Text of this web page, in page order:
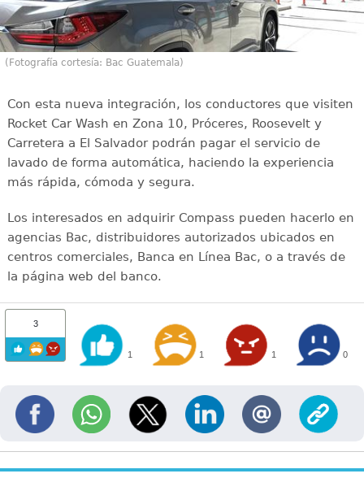
(Fotografía cortesía: Bac Guatemala)
Con esta nueva integración, los conductores que visiten
Rocket Car Wash en Zona 10, Próceres, Roosevelt y
Carretera a El Salvador podrán pagar el servicio de
lavado de forma automática, haciendo la experiencia
más rápida, cómoda y segura.
Los interesados en adquirir Compass pueden hacerlo en
agencias Bac, distribuidores autorizados ubicados en
centros comerciales, Banca en Línea Bac, o a través de
la página web del banco.
3
1 1 1 0